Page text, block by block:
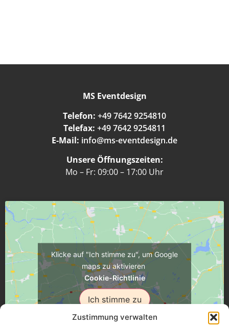
Zustimmung verwalten
MS Eventdesign
Telefon: +49 7642 9254810
Telefax: +49 7642 9254811
E-Mail: info@ms-eventdesign.de
Unsere Öffnungszeiten:
Mo – Fr: 09:00 – 17:00 Uhr
Klicke auf "Ich stimme zu", um Google
maps zu aktivieren
Cookie-Richtlinie
Ich stimme zu